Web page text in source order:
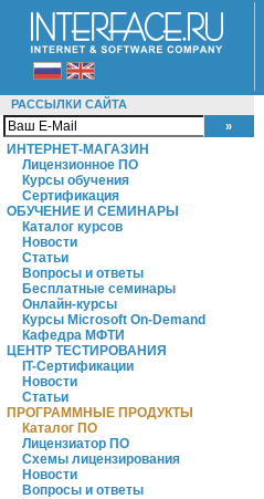
РАССЫЛКИ САЙТА
ИНТЕРНЕТ-МАГАЗИН
Лицензионное ПО
Курсы обучения
Сертификация
ОБУЧЕНИЕ И СЕМИНАРЫ
Каталог курсов
Новости
Статьи
Вопросы и ответы
Бесплатные семинары
Онлайн-курсы
Курсы Microsoft On-Demand
Кафедра МФТИ
ЦЕНТР ТЕСТИРОВАНИЯ
IT-Сертификации
Новости
Статьи
ПРОГРАММНЫЕ ПРОДУКТЫ
Каталог ПО
Лицензиатор ПО
Схемы лицензирования
Новости
Вопросы и ответы